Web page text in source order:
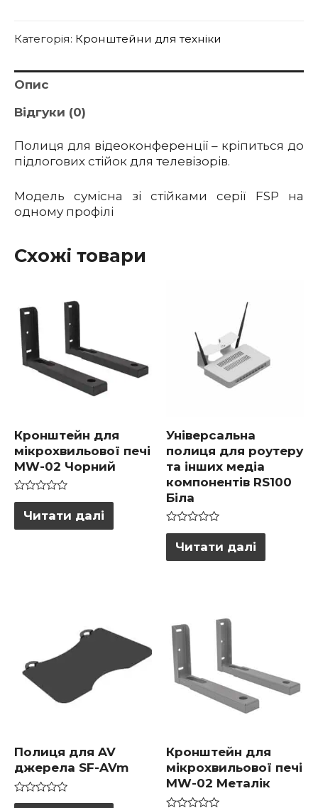
Категорія: Кронштейни для техніки
Опис
Відгуки (0)
Полиця для відеоконференції – кріпиться до
підлогових стійок для телевізорів.
Модель сумісна зі стійками серії FSP на
одному профілі
Схожі товари
Кронштейн для
мікрохвильової печі
MW-02 Чорний
Оцінено
з
Читати далі
Універсальна
полиця для роутеру
та інших медіа
компонентів RS100
Біла
Оцінено
з
Читати далі
Полиця для AV
джерела SF-AVm
Оцінено
Кронштейн для
мікрохвильової печі
MW-02 Металік